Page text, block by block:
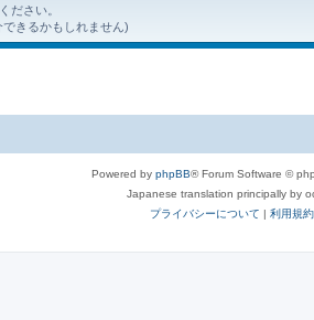
ださい。
きるかもしれません)
Powered by phpBB® Forum Software ©
Japanese translation principally by
プライバシーについて | 利用規約